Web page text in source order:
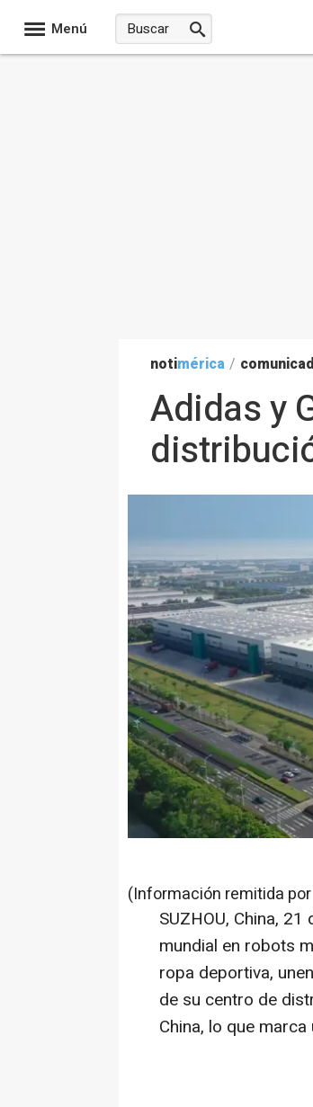
Menú
notimérica /
Adidas y
(Información remitida
SUZHOU, China, 21
mundial en robots
ropa deportiva,
de su centro de
China, lo que